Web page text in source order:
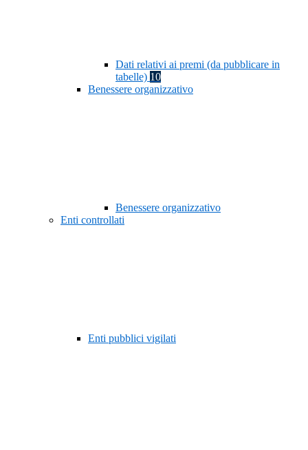
Dati relativi ai premi (da pubblicare in
tabelle) 10
Benessere organizzativo
Benessere organizzativo
Enti controllati
Enti pubblici vigilati